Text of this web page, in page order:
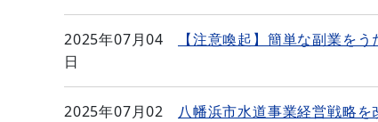
2025年07月04
日
【注意喚起】簡単な副業を
2025年07月02
八幡浜市水道事業経営戦略を